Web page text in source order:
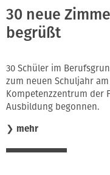
30 neue
begrüßt
30 Schüler im
zum neuen Schuljahr
Kompetenzzentrum der
Ausbildung begonnen.
❯ mehr